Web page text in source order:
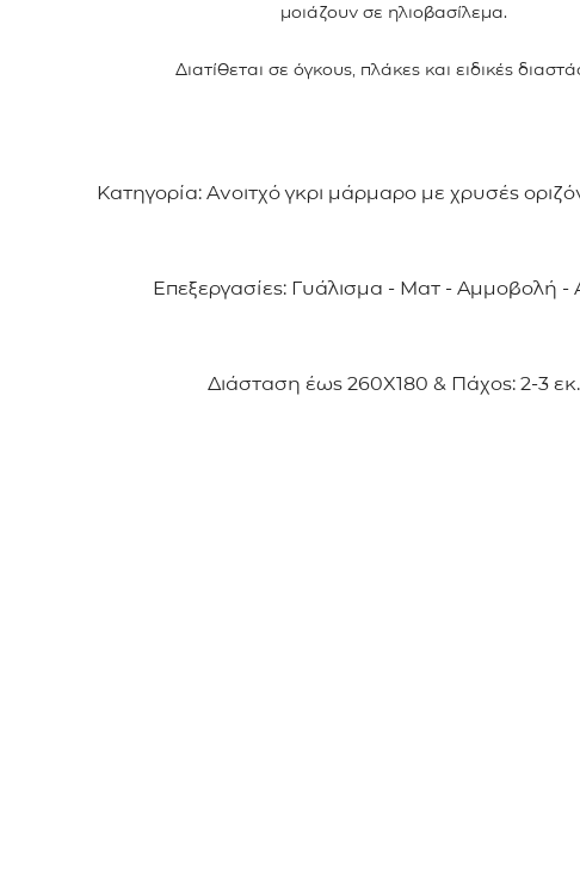
μοιάζουν σε ηλιοβασίλεμα.
Διατίθεται σε όγκους, πλάκες και ειδικές
Κατηγορία: Ανοιτχό γκρι μάρμαρο με χρυσές
Επεξεργασίες: Γυάλισμα - Ματ - Αμμοβολή -
Διάσταση έως 260Χ180 & Πάχος: 2-3 εκ.